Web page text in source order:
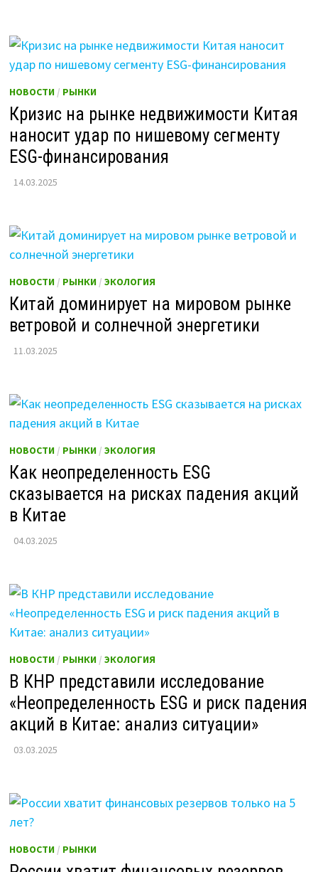
НОВОСТИ/ РЫНКИ
Кризис на рынке недвижимости Китая
наносит удар по нишевому сегменту
ESG-финансирования
14.03.2025
НОВОСТИ/ РЫНКИ/ ЭКОЛОГИЯ
Китай доминирует на мировом рынке
ветровой и солнечной энергетики
11.03.2025
НОВОСТИ/ РЫНКИ/ ЭКОЛОГИЯ
Как неопределенность ESG
сказывается на рисках падения акций
в Китае
04.03.2025
НОВОСТИ/ РЫНКИ/ ЭКОЛОГИЯ
В КНР представили исследование
«Неопределенность ESG и риск падения
акций в Китае: анализ ситуации»
03.03.2025
НОВОСТИ/ РЫНКИ